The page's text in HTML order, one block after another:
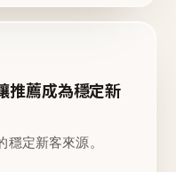
推薦成為穩定新
定新客來源。